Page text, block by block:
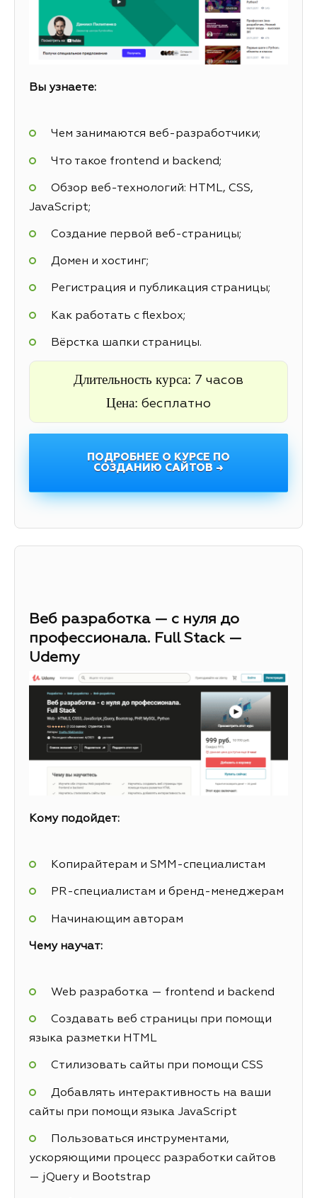
Вы узнаете:
Чем занимаются веб-разработчики;
Что такое frontend и backend;
Обзор веб-технологий: HTML, CSS,
JavaScript;
Создание первой веб-страницы;
Домен и хостинг;
Регистрация и публикация страницы;
Как работать с flexbox;
Вёрстка шапки страницы.
Длительность курса: 7 часов
Цена: бесплатно
ПОДРОБНЕЕ О КУРСЕ ПО
СОЗДАНИЮ САЙТОВ →
Веб разработка — с нуля до
профессионала. Full Stack —
Udemy
Кому подойдет:
Копирайтерам и SMM-специалистам
PR-специалистам и бренд-менеджерам
Начинающим авторам
Чему научат:
Web разработка — frontend и backend
Создавать веб страницы при помощи
языка разметки HTML
Стилизовать сайты при помощи CSS
Добавлять интерактивность на ваши
сайты при помощи языка JavaScript
Пользоваться инструментами,
ускоряющими процесс разработки сайтов
— jQuery и Bootstrap